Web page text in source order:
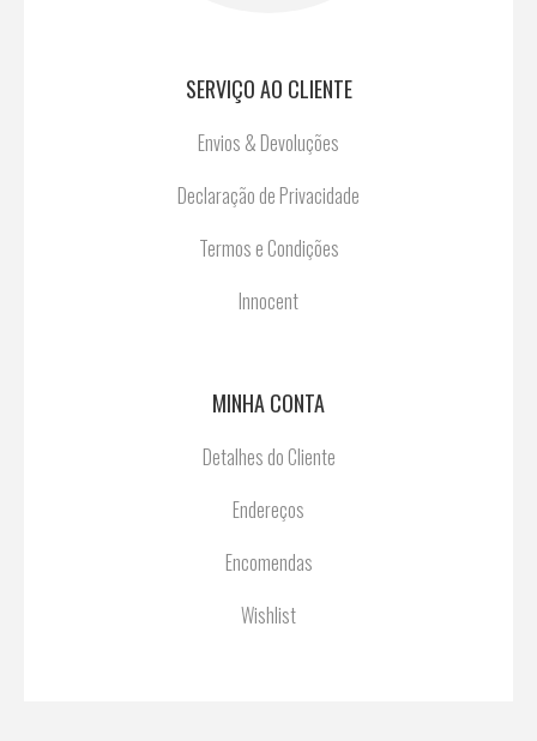
SERVIÇO AO CLIENTE
Envios & Devoluções
Declaração de Privacidade
Termos e Condições
Innocent
MINHA CONTA
Detalhes do Cliente
Endereços
Encomendas
Wishlist